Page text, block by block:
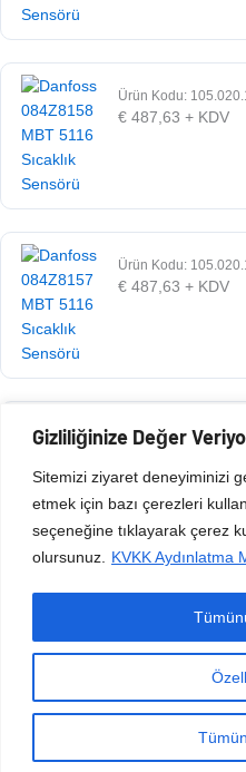
Gizliliğinize Değer
Sitemizi ziyaret deneyiminizi
etmek için bazı çerezleri
seçeneğine tıklayarak çerez
olursunuz.
KVKK Aydınlatma
Ürün Kodu:
€ 487,63 + KDV
Ürün Kodu:
€ 487,63 + KDV
Ürün Kodu: